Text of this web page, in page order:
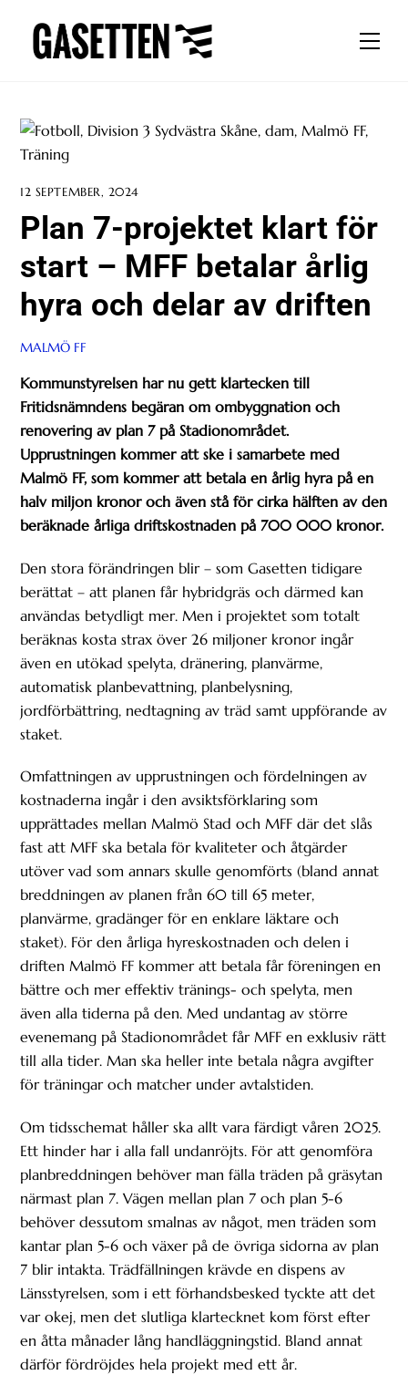
content
12 SEPTEMBER, 2024
Plan 7-projektet klart för
start – MFF betalar årlig
hyra och delar av driften
MALMÖ FF
Kommunstyrelsen har nu gett klartecken till
Fritidsnämndens begäran om ombyggnation och
renovering av plan 7 på Stadionområdet.
Upprustningen kommer att ske i samarbete med
Malmö FF, som kommer att betala en årlig hyra på en
halv miljon kronor och även stå för cirka hälften av den
beräknade årliga driftskostnaden på 700 000 kronor.
Den stora förändringen blir – som Gasetten tidigare
berättat – att planen får hybridgräs och därmed kan
användas betydligt mer. Men i projektet som totalt
beräknas kosta strax över 26 miljoner kronor ingår
även en utökad spelyta, dränering, planvärme,
automatisk planbevattning, planbelysning,
jordförbättring, nedtagning av träd samt uppförande av
staket.
Omfattningen av upprustningen och fördelningen av
kostnaderna ingår i den avsiktsförklaring som
upprättades mellan Malmö Stad och MFF där det slås
fast att MFF ska betala för kvaliteter och åtgärder
utöver vad som annars skulle genomförts (bland annat
breddningen av planen från 60 till 65 meter,
planvärme, gradänger för en enklare läktare och
staket). För den årliga hyreskostnaden och delen i
driften Malmö FF kommer att betala får föreningen en
bättre och mer effektiv tränings- och spelyta, men
även alla tiderna på den. Med undantag av större
evenemang på Stadionområdet får MFF en exklusiv rätt
till alla tider. Man ska heller inte betala några avgifter
för träningar och matcher under avtalstiden.
Om tidsschemat håller ska allt vara färdigt våren 2025.
Ett hinder har i alla fall undanröjts. För att genomföra
planbreddningen behöver man fälla träden på gräsytan
närmast plan 7. Vägen mellan plan 7 och plan 5-6
behöver dessutom smalnas av något, men träden som
kantar plan 5-6 och växer på de övriga sidorna av plan
7 blir intakta. Trädfällningen krävde en dispens av
Länsstyrelsen, som i ett förhandsbesked tyckte att det
var okej, men det slutliga klartecknet kom först efter
en åtta månader lång handläggningstid. Bland annat
därför fördröjdes hela projekt med ett år.